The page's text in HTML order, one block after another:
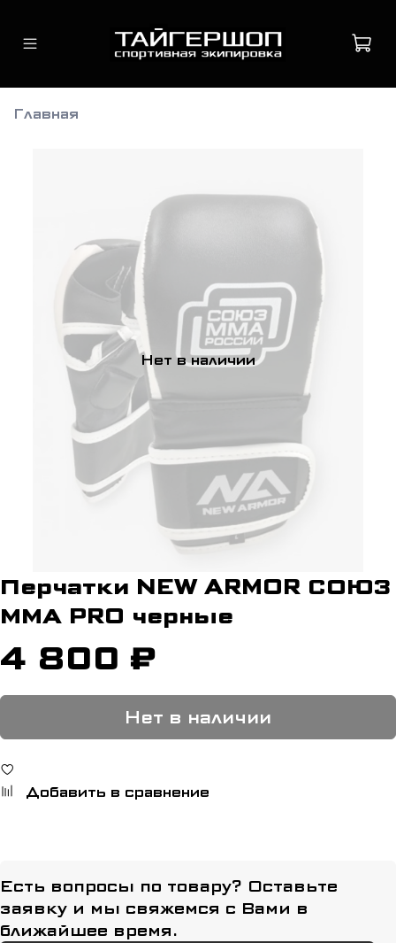
Главная
Нет в наличии
Перчатки NEW ARMOR СОЮЗ
ММА PRO черные
4 800 ₽
Нет в наличии
Добавить в сравнение
Есть вопросы по товару? Оставьте
заявку и мы свяжемся с Вами в
ближайшее время.